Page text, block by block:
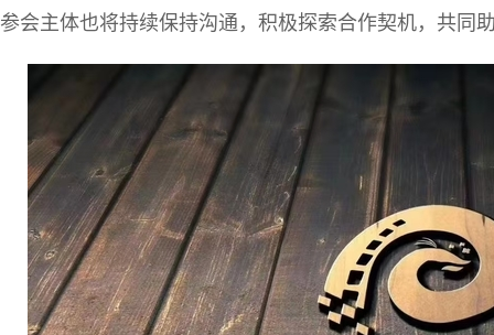
参会主体也将持续保持沟通，积极探索合作契机，共同